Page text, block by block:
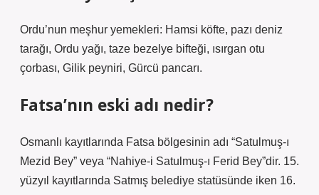
Ordu’nun meşhur yemekleri: Hamsi köfte, pazı deniz
tarağı, Ordu yağı, taze bezelye bifteği, ısırgan otu
çorbası, Gilik peyniri, Gürcü pancarı.
Fatsa’nın eski adı nedir?
Osmanlı kayıtlarında Fatsa bölgesinin adı “Satulmuş-ı
Mezid Bey” veya “Nahiye-i Satulmuş-ı Ferid Bey”dir. 15.
yüzyıl kayıtlarında Satmış belediye statüsünde iken 16.